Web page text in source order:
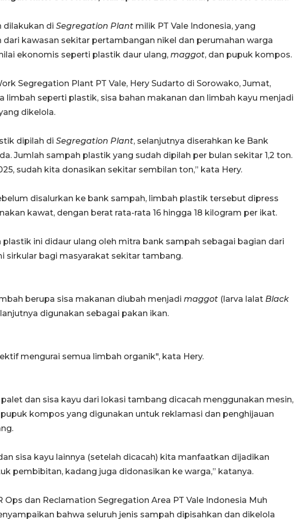
dilakukan di Segregation Plant milik PT Vale Indonesia, yang
kawasan sekitar pertambangan nikel dan perumahan warga
ekonomis seperti plastik daur ulang, maggot, dan pupuk kompos.
Segregation Plant PT Vale, Hery Sudarto di Sorowako, Jumat,
limbah seperti plastik, sisa bahan makanan dan limbah kayu menjadi
dikelola.
dipilah di Segregation Plant, selanjutnya diserahkan ke Bank
Jumlah sampah plastik yang sudah dipilah per bulan sekitar 1,2 ton.
sudah kita donasikan sekitar sembilan ton,” kata Hery.
disalurkan ke bank sampah, limbah plastik tersebut dipress
kawat, dengan berat rata-rata 16 hingga 18 kilogram per ikat.
plastik ini didaur ulang oleh mitra bank sampah sebagai bagian dari
sirkular bagi masyarakat sekitar tambang.
berupa sisa makanan diubah menjadi maggot (larva lalat Black
digunakan sebagai pakan ikan.
mengurai semua limbah organik", kata Hery.
dan sisa kayu dari lokasi tambang dicacah menggunakan mesin,
kompos yang digunakan untuk reklamasi dan penghijauan
sisa kayu lainnya (setelah dicacah) kita manfaatkan dijadikan
pembibitan, kadang juga didonasikan ke warga,” katanya.
Ops dan Reclamation Segregation Area PT Vale Indonesia Muh
bahwa seluruh jenis sampah dipisahkan dan dikelola